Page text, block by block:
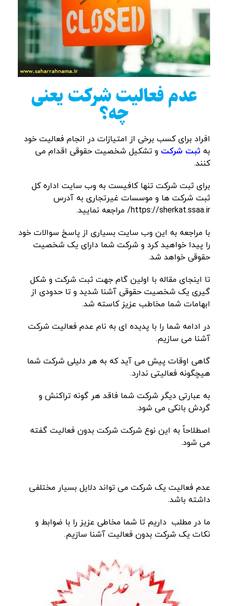
عدم فعالیت شرکت یعنی
چه؟
افراد برای کسب برخی از امتیازات در انجام فعالیت خود
به ثبت شرکت و تشکیل شخصیت حقوقی اقدام می
کنند.
برای ثبت شرکت تنها کافیست به وب سایت اداره کل
ثبت شرکت ها و موسسات غیرتجاری به آدرس
https://sherkat.ssaa.ir/ مراجعه نمایید.
با مراجعه به این وب سایت بسیاری از پاسخ سوالات خود
را پیدا خواهید کرد و شرکت شما دارای یک شخصیت
حقوقی خواهد شد.
تا اینجای مقاله با اولین گام جهت ثبت شرکت و شکل
گیری یک شخصیت حقوقی آشنا شدید و تا حدودی از
ابهامات شما مخاطب عزیز کاسته شد.
در ادامه شما را با پدیده ای به نام عدم فعالیت شرکت
آشنا می سازیم.
گاهی اوقات پیش می آید که به هر دلیلی شرکت شما
هیچگونه فعالیتی ندارد.
به عبارتی دیگر شرکت شما فاقد هر گونه تراکنش و
گردش بانکی می شود.
اصطلاحاً به این نوع شرکت شرکت بدون فعالیت گفته
می شود.
عدم فعالیت یک شرکت می تواند دلایل بسیار مختلفی
داشته باشد.
ما در مطلب داریم تا شما مخاطی عزیز را با ضوابط و
نکات یک شرکت بدون فعالیت آشنا سازیم.